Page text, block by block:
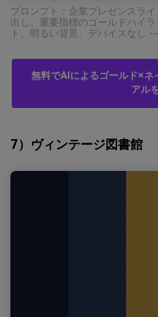
プロンプト：企業プレゼンスラ
出し、重要指標のゴールドハイ
ト、明るい背景、デバイスなし
無料でAIによるゴールド×ネ
アル
7）ヴィンテージ図書館